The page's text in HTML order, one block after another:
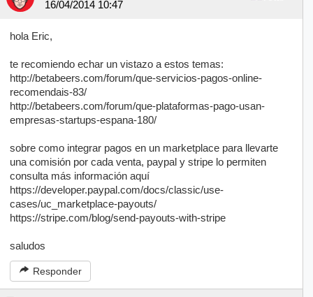
16/04/2014 10:47
hola Eric,
te recomiendo echar un vistazo a estos temas:
http://betabeers.com/forum/que-servicios-pagos-online-
recomendais-83/
http://betabeers.com/forum/que-plataformas-pago-usan-
empresas-startups-espana-180/
sobre como integrar pagos en un marketplace para llevarte
una comisión por cada venta, paypal y stripe lo permiten
consulta más información aquí
https://developer.paypal.com/docs/classic/use-
cases/uc_marketplace-payouts/
https://stripe.com/blog/send-payouts-with-stripe
saludos
Responder